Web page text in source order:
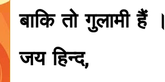
बाकि तो गुलामी हैं ।
जय हिन्द,